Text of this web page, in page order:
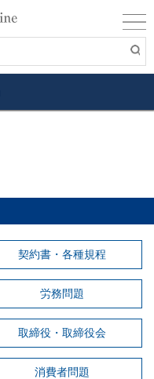
契約書・各種規程
労務問題
取締役・取締役会
消費者問題